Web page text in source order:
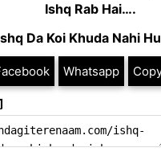
Ishq Rab Hai….
Da Koi Khuda Nahi
Whatsapp